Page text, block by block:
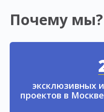
Почему мы?
эксклюзивных
проектов в